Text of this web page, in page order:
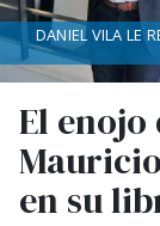
El enojo
en su
DANIEL VILA LE